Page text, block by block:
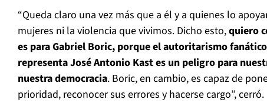
“Queda claro una vez más que a él y a quienes lo
mujeres ni la violencia que vivimos. Dicho esto,quiero
es para Gabriel Boric, porque el autoritarismo
representa José Antonio Kast es un peligro para
nuestra democracia. Boric, en cambio, es capaz de
prioridad, reconocer sus errores y hacerse cargo”, cerró.